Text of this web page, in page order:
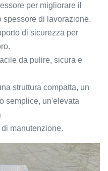
per migliorare il
di lavorazione.
di sicurezza per
da pulire, sicura e
struttura compatta, un
semplice, un'elevata
manutenzione.